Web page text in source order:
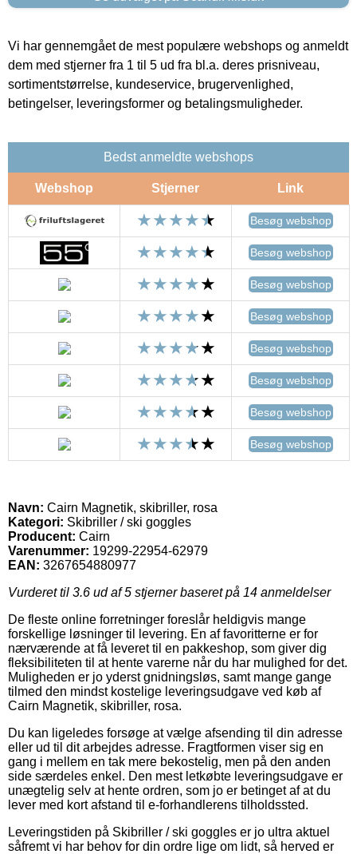
Vi har gennemgået de mest populære webshops og anmeldt
dem med stjerner fra 1 til 5 ud fra bl.a. deres prisniveau,
sortimentstørrelse, kundeservice, brugervenlighed,
betingelser, leveringsformer og betalingsmuligheder.
Bedst anmeldte webshops
Webshop Stjerner Link
Besøg webshop
Besøg webshop
Besøg webshop
Besøg webshop
Besøg webshop
Besøg webshop
Besøg webshop
Besøg webshop
Navn: Cairn Magnetik, skibriller, rosa
Kategori: Skibriller / ski goggles
Producent: Cairn
Varenummer: 19299-22954-62979
EAN: 3267654880977
Vurderet til 3.6 ud af 5 stjerner baseret på 14 anmeldelser
De fleste online forretninger foreslår heldigvis mange
forskellige løsninger til levering. En af favoritterne er for
nærværende at få leveret til en pakkeshop, som giver dig
fleksibiliteten til at hente varerne når du har mulighed for det.
Muligheden er jo yderst gnidningsløs, samt mange gange
tilmed den mindst kostelige leveringsudgave ved køb af
Cairn Magnetik, skibriller, rosa.
Du kan ligeledes forsøge at vælge afsending til din adresse
eller ud til dit arbejdes adresse. Fragtformen viser sig en
gang i mellem en tak mere bekostelig, men på den anden
side særdeles enkel. Den mest letkøbte leveringsudgave er
unægtelig selv at hente ordren, som jo er betinget af at du
lever med kort afstand til e-forhandlerens tilholdssted.
Leveringstiden på Skibriller / ski goggles er jo ultra aktuel
såfremt vi har behov for din ordre lige om lidt, så herved er